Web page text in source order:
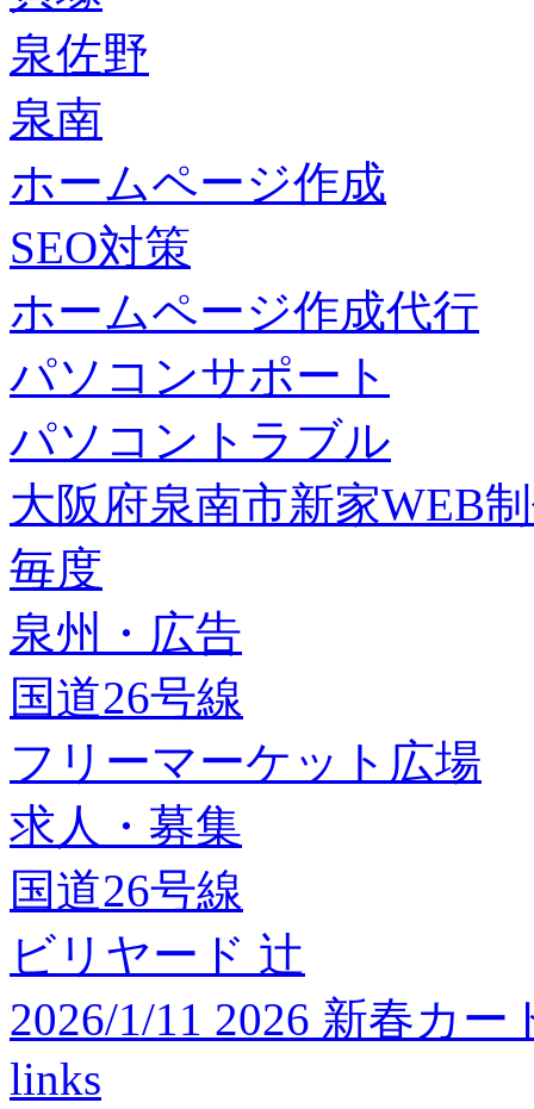
泉佐野
泉南
ホームページ作成
SEO対策
ホームページ作成代行
パソコンサポート
パソコントラブル
大阪府泉南市新家WEB
毎度
泉州・広告
国道26号線
フリーマーケット広場
求人・募集
国道26号線
ビリヤード 辻
2026/1/11 2026 新春カ
links